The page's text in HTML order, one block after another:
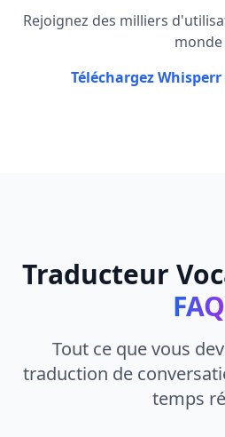
Rejoignez des milliers
monde
Téléchargez
Traducteur
FAQ
Tout ce que vous
traduction de
temps